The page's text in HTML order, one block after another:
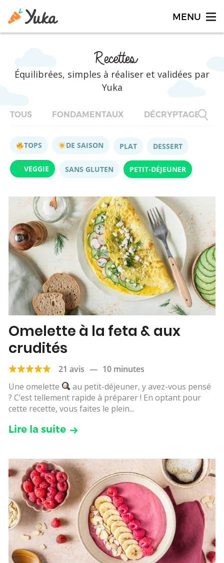
Recettes
Équilibrées, simples à réaliser et validées par
Yuka
TOUS FONDAMENTAUX DÉCRYPTAGES
TOPS DE SAISON PLAT DESSERT
VEGGIE SANS GLUTEN PETIT-DÉJEUNER
Omelette à la feta & aux
crudités
21 avis — 10 minutes
Une omelette
au petit-déjeuner, y avez-vous pensé
? C’est tellement rapide à préparer ! En optant pour
cette recette, vous faites le plein...
Lire la suite